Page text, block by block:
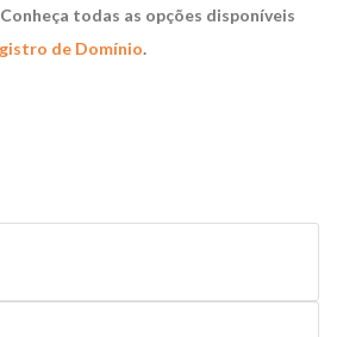
todas as opções disponíveis
de Domínio.